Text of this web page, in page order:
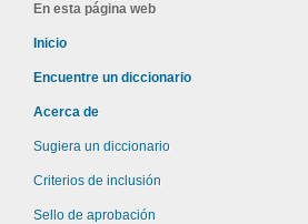
En esta página web
Inicio
Encuentre un diccionario
Acerca de
Sugiera un diccionario
Criterios de inclusión
Sello de aprobación